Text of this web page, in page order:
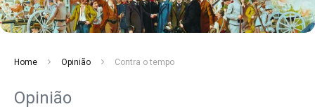
Home Opinião Contra o tempo
Opinião